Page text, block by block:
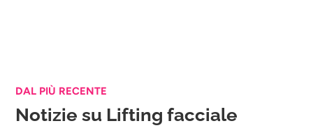
DAL PIÙ RECENTE
Notizie su Lifting facciale